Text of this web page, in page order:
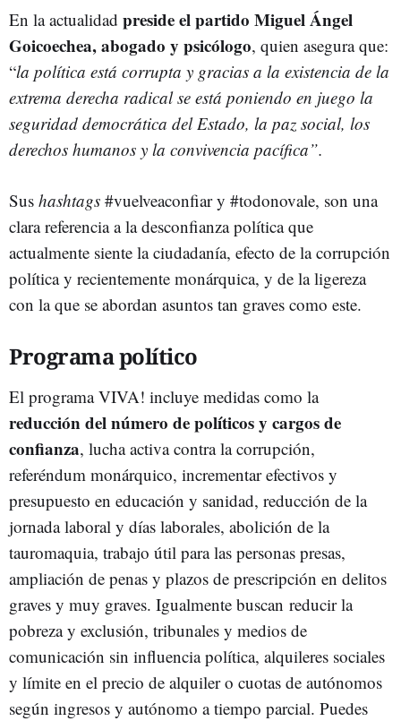
En la actualidad preside el partido Miguel Ángel
Goicoechea, abogado y psicólogo, quien asegura que:
“la política está corrupta y gracias a la existencia de la
extrema derecha radical se está poniendo en juego la
seguridad democrática del Estado, la paz social, los
derechos humanos y la convivencia pacífica”.
Sus hashtags #vuelveaconfiar y #todonovale, son una
clara referencia a la desconfianza política que
actualmente siente la ciudadanía, efecto de la corrupción
política y recientemente monárquica, y de la ligereza
con la que se abordan asuntos tan graves como este.
Programa político
El programa VIVA! incluye medidas como la
reducción del número de políticos y cargos de
confianza, lucha activa contra la corrupción,
referéndum monárquico, incrementar efectivos y
presupuesto en educación y sanidad, reducción de la
jornada laboral y días laborales, abolición de la
tauromaquia, trabajo útil para las personas presas,
ampliación de penas y plazos de prescripción en delitos
graves y muy graves. Igualmente buscan reducir la
pobreza y exclusión, tribunales y medios de
comunicación sin influencia política, alquileres sociales
y límite en el precio de alquiler o cuotas de autónomos
según ingresos y autónomo a tiempo parcial. Puedes